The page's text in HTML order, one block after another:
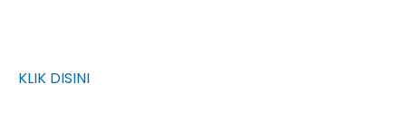
KLIK DISINI